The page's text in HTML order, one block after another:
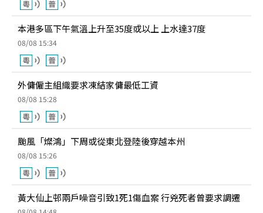
本港多區下午氣溫上升至35度或以上 上水達37度
08/08 15:34
外傭僱主組織要求凍結家傭最低工資
08/08 15:28
颱風「燦鴻」下周或從東北登陸後穿越本州
08/08 15:26
黃大仙上邨兩戶噪音引致1死1傷血案 行兇死者曾要求調遷